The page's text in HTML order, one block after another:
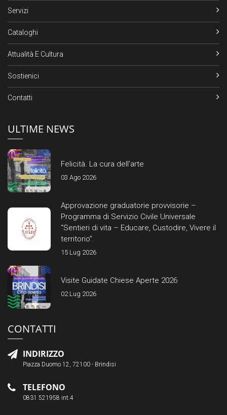
Servizi
Cataloghi
Attualità E Cultura
Sostienici
Contatti
ULTIME NEWS
Felicità. La cura dell’arte
03 Ago 2026
Approvazione graduatorie provvisorie –
Programma di Servizio Civile Universale
“Sentieri di vita – Educare, Custodire, Vivere il
territorio”.
15 Lug 2026
Visite Guidate Chiese Aperte 2026
02 Lug 2026
CONTATTI
INDIRIZZO
Piazza Duomo 12, 72100 - Brindisi
TELEFONO
0831 521958 int.4